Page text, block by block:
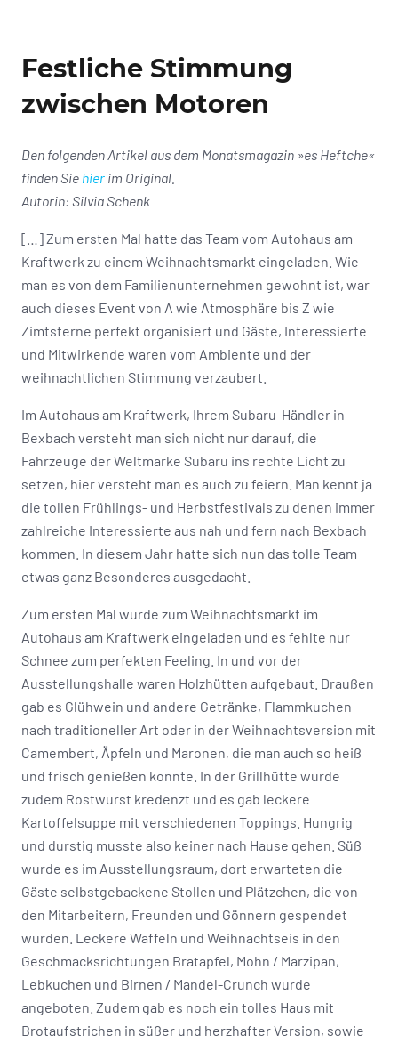
Festliche Stimmung
zwischen Motoren
Den folgenden Artikel aus dem Monatsmagazin »es Heftche«
finden Sie hier im Original.
Autorin: Silvia Schenk
[…] Zum ersten Mal hatte das Team vom Autohaus am
Kraftwerk zu einem Weihnachtsmarkt eingeladen. Wie
man es von dem Familienunternehmen gewohnt ist, war
auch dieses Event von A wie Atmosphäre bis Z wie
Zimtsterne perfekt organisiert und Gäste, Interessierte
und Mitwirkende waren vom Ambiente und der
weihnachtlichen Stimmung verzaubert.
Im Autohaus am Kraftwerk, Ihrem Subaru-Händler in
Bexbach versteht man sich nicht nur darauf, die
Fahrzeuge der Weltmarke Subaru ins rechte Licht zu
setzen, hier versteht man es auch zu feiern. Man kennt ja
die tollen Frühlings- und Herbstfestivals zu denen immer
zahlreiche Interessierte aus nah und fern nach Bexbach
kommen. In diesem Jahr hatte sich nun das tolle Team
etwas ganz Besonderes ausgedacht.
Zum ersten Mal wurde zum Weihnachtsmarkt im
Autohaus am Kraftwerk eingeladen und es fehlte nur
Schnee zum perfekten Feeling. In und vor der
Ausstellungshalle waren Holzhütten aufgebaut. Draußen
gab es Glühwein und andere Getränke, Flammkuchen
nach traditioneller Art oder in der Weihnachtsversion mit
Camembert, Äpfeln und Maronen, die man auch so heiß
und frisch genießen konnte. In der Grillhütte wurde
zudem Rostwurst kredenzt und es gab leckere
Kartoffelsuppe mit verschiedenen Toppings. Hungrig
und durstig musste also keiner nach Hause gehen. Süß
wurde es im Ausstellungsraum, dort erwarteten die
Gäste selbstgebackene Stollen und Plätzchen, die von
den Mitarbeitern, Freunden und Gönnern gespendet
wurden. Leckere Waffeln und Weihnachtseis in den
Geschmacksrichtungen Bratapfel, Mohn / Marzipan,
Lebkuchen und Birnen / Mandel-Crunch wurde
angeboten. Zudem gab es noch ein tolles Haus mit
Brotaufstrichen in süßer und herzhafter Version, sowie